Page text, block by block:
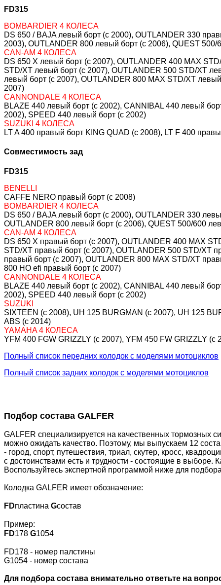
FD315
BOMBARDIER 4 КОЛЕСА
DS 650 / BAJA левый борт (c 2000), OUTLANDER 330
2003), OUTLANDER 800 левый борт (c 2006), QUEST
CAN-AM 4 КОЛЕСА
DS 650 X левый борт (c 2007), OUTLANDER 400 MAX
STD/XT левый борт (c 2007), OUTLANDER 500 STD/XT
левый борт (c 2007), OUTLANDER 800 MAX STD/XT
2007)
CANNONDALE 4 КОЛЕСА
BLAZE 440 левый борт (c 2002), CANNIBAL 440 левый
2002), SPEED 440 левый борт (c 2002)
SUZUKI 4 КОЛЕСА
LT A 400 правый борт KING QUAD (c 2008), LT F 400
Совместимость зад
FD315
BENELLI
CAFFE NERO правый борт (c 2008)
BOMBARDIER 4 КОЛЕСА
DS 650 / BAJA левый борт (c 2000), OUTLANDER 330
OUTLANDER 800 левый борт (c 2006), QUEST 500/600
CAN-AM 4 КОЛЕСА
DS 650 X правый борт (c 2007), OUTLANDER 400 MAX
STD/XT правый борт (c 2007), OUTLANDER 500 STD/XT
правый борт (c 2007), OUTLANDER 800 MAX STD/XT
800 HO efi правый борт (c 2007)
CANNONDALE 4 КОЛЕСА
BLAZE 440 левый борт (c 2002), CANNIBAL 440 левый
2002), SPEED 440 левый борт (c 2002)
SUZUKI
SIXTEEN (c 2008), UH 125 BURGMAN (c 2007), UH 125
ABS (c 2014)
YAMAHA 4 КОЛЕСА
YFM 400 FGW GRIZZLY (c 2007), YFM 450 FW GRIZZLY
Полный список передних колодок с моделями мотоциклов
Полный список задних колодок с моделями мотоциклов
Подбор состава GALFER
GALFER специализируется на качественных тормозных
можно ожидать качество. Поэтому, мы выпускаем 12
- город, спорт, путешествия, триал, скутер, кросс,
с достоинствами есть и трудности - состоящие в выборе.
Воспользуйтесь экспертной программой ниже для
Колодка GALFER имеет обозначение:
FDпластина Gсостав
Пример:
FD178 G1054
FD178 - номер палстины
G1054 - номер состава
Для подбора состава внимательно ответьте на